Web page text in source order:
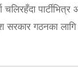
चलिरहँदा
गठनका लागि